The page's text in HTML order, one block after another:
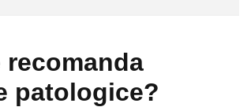
recomanda
patologice?